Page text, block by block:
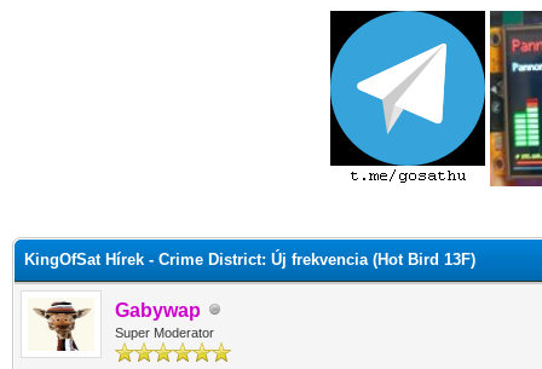
KingOfSat Hírek - Crime District: Új frekvencia (Hot Bird 13F)
Gabywap
Super Moderator